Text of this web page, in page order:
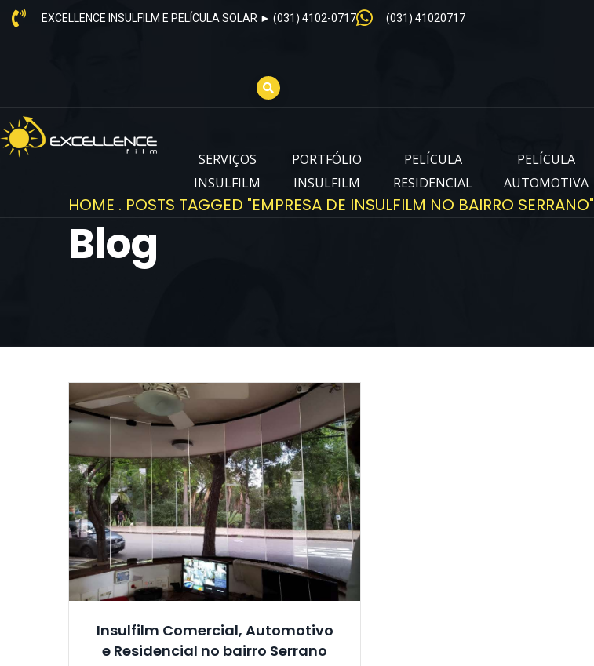
EXCELLENCE INSULFILM E PELÍCULA SOLAR ► (031) 4102-0717 (031) 41020717
SERVIÇOS
INSULFILM
PORTFÓLIO
INSULFILM
PELÍCULA
RESIDENCIAL
PELÍCULA
AUTOMOTIVA
HOME . POSTS TAGGED "EMPRESA DE INSULFILM NO BAIRRO SERRANO"
Blog
Insulfilm Comercial, Automotivo
e Residencial no bairro Serrano